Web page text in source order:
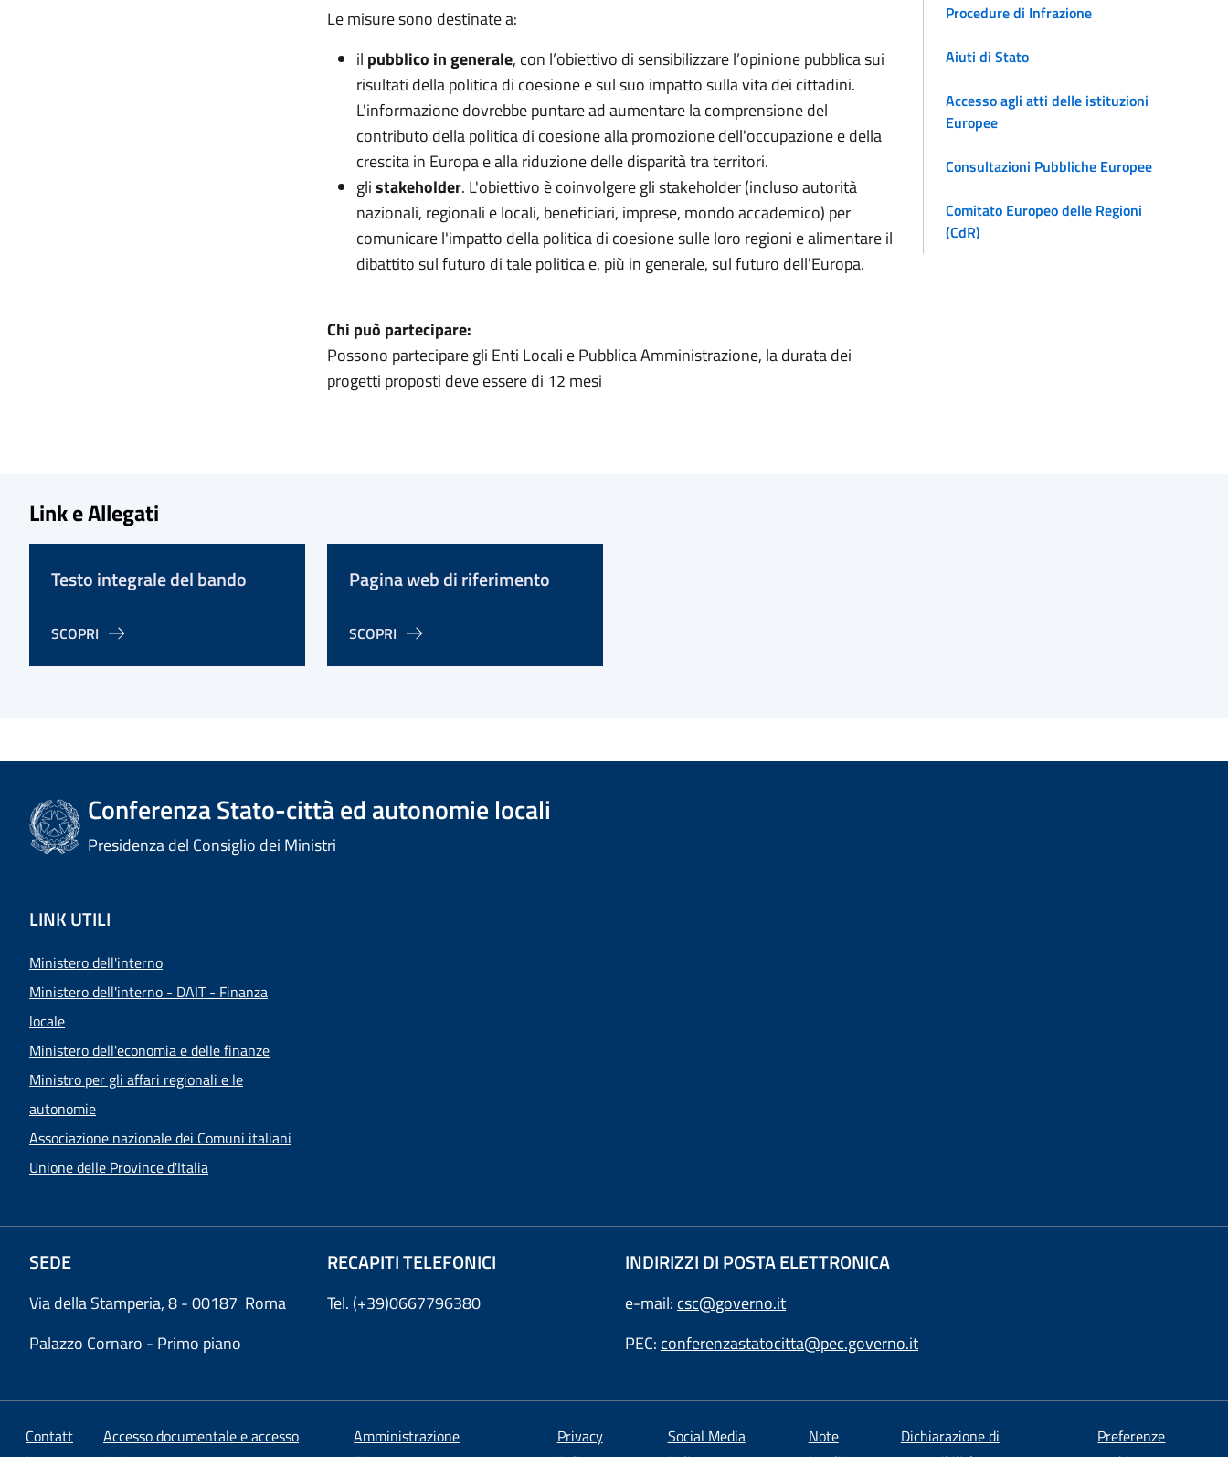
Le misure sono destinate a:
il pubblico in generale, con l’obiettivo di sensibilizzare l’opinione pubblica sui
risultati della politica di coesione e sul suo impatto sulla vita dei cittadini.
L'informazione dovrebbe puntare ad aumentare la comprensione del
contributo della politica di coesione alla promozione dell'occupazione e della
crescita in Europa e alla riduzione delle disparità tra territori.
glistakeholder. L'obiettivo è coinvolgere gli stakeholder (incluso autorità
nazionali, regionali e locali, beneficiari, imprese, mondo accademico) per
comunicare l'impatto della politica di coesione sulle loro regioni e alimentare il
dibattito sul futuro di tale politica e, più in generale, sul futuro dell'Europa.
Chi può partecipare:
Possono partecipare gli Enti Locali e Pubblica Amministrazione, la durata dei
progetti proposti deve essere di 12 mesi
Procedure di Infrazione
Aiuti di Stato
Accesso agli atti delle istituzioni
Europee
Consultazioni Pubbliche Europee
Comitato Europeo delle Regioni
(CdR)
Link e Allegati
Testo integrale del bando
SCOPRI
Pagina web di riferimento
SCOPRI
Conferenza Stato-città ed autonomie locali
Presidenza del Consiglio dei Ministri
LINK UTILI
Ministero dell'interno
Ministero dell'interno - DAIT - Finanza
locale
Ministero dell'economia e delle finanze
Ministro per gli affari regionali e le
autonomie
Associazione nazionale dei Comuni italiani
Unione delle Province d'Italia
SEDE
Via della Stamperia, 8 - 00187 Roma
Palazzo Cornaro - Primo piano
RECAPITI TELEFONICI
Tel. (+39)0667796380
INDIRIZZI DI POSTA ELETTRONICA
e-mail: csc@governo.it
PEC: conferenzastatocitta@pec.governo.it
Contatt
Accesso documentale e accesso
Amministrazione
Privacy
Social Media
Note
Dichiarazione di
Preferenze